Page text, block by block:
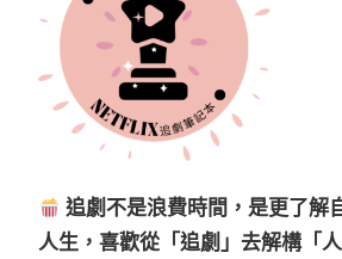
追劇不是浪費時間，是更了解
人生，喜歡從「追劇」去解構「